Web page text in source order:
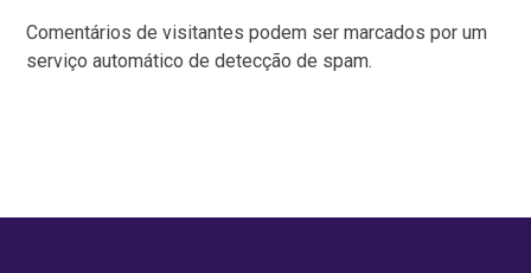
Comentários de visitantes podem ser marcados por um
serviço automático de detecção de spam.